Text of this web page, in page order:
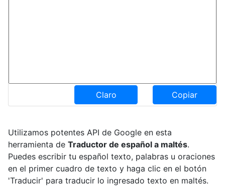
Claro Copiar
Utilizamos potentes API de Google en esta
herramienta de Traductor de español a maltés.
Puedes escribir tu español texto, palabras u oraciones
en el primer cuadro de texto y haga clic en el botón
'Traducir' para traducir lo ingresado texto en maltés.